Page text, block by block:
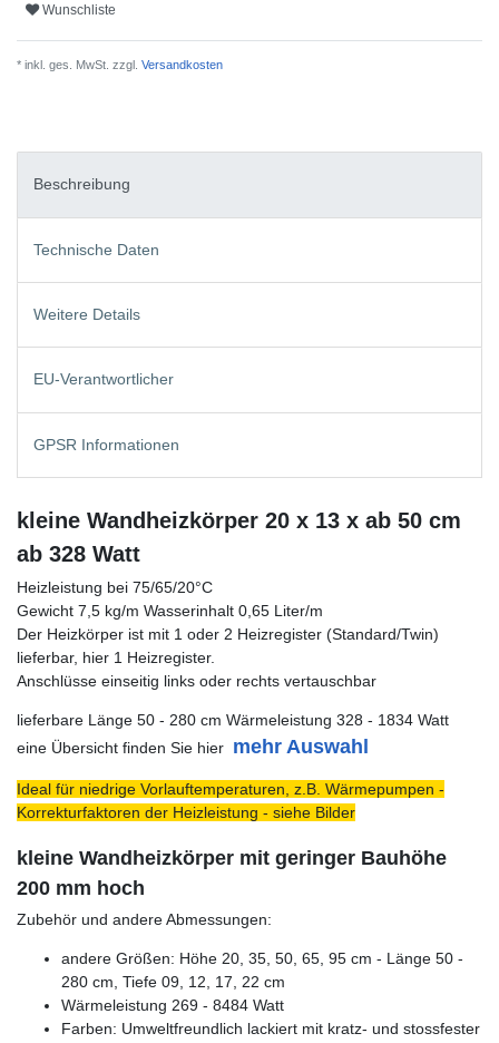
Wunschliste
* inkl. ges. MwSt. zzgl. Versandkosten
Beschreibung
Technische Daten
Weitere Details
EU-Verantwortlicher
GPSR Informationen
kleine Wandheizkörper 20 x 13 x ab 50 cm
ab 328 Watt
Heizleistung bei 75/65/20°C
Gewicht 7,5 kg/m Wasserinhalt 0,65 Liter/m
Der Heizkörper ist mit 1 oder 2 Heizregister (Standard/Twin)
lieferbar, hier 1 Heizregister.
Anschlüsse einseitig links oder rechts vertauschbar
lieferbare Länge 50 - 280 cm Wärmeleistung 328 - 1834 Watt
eine Übersicht finden Sie hier mehr Auswahl
Ideal für niedrige Vorlauftemperaturen, z.B. Wärmepumpen -
Korrekturfaktoren der Heizleistung - siehe Bilder
kleine Wandheizkörper mit geringer Bauhöhe
200 mm hoch
Zubehör und andere Abmessungen:
andere Größen: Höhe 20, 35, 50, 65, 95 cm - Länge 50 -
280 cm, Tiefe 09, 12, 17, 22 cm
Wärmeleistung 269 - 8484 Watt
Farben: Umweltfreundlich lackiert mit kratz- und stossfester